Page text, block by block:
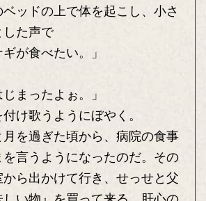
ッドの上で体を起こし、小さ
した声で
が食べたい。」
まったよぉ。」
け歌うようにぼやく。
を過ぎた頃から、病院の食事
言うようになったのだ。その
ら出かけて行き、せっせと父